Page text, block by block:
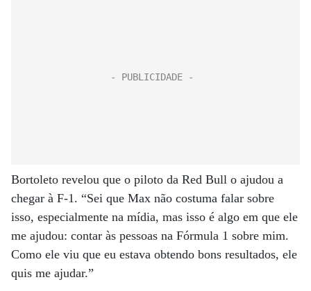
Bortoleto revelou que o piloto da Red Bull o ajudou a
chegar à F-1. “Sei que Max não costuma falar sobre
isso, especialmente na mídia, mas isso é algo em que ele
me ajudou: contar às pessoas na Fórmula 1 sobre mim.
Como ele viu que eu estava obtendo bons resultados, ele
quis me ajudar.”